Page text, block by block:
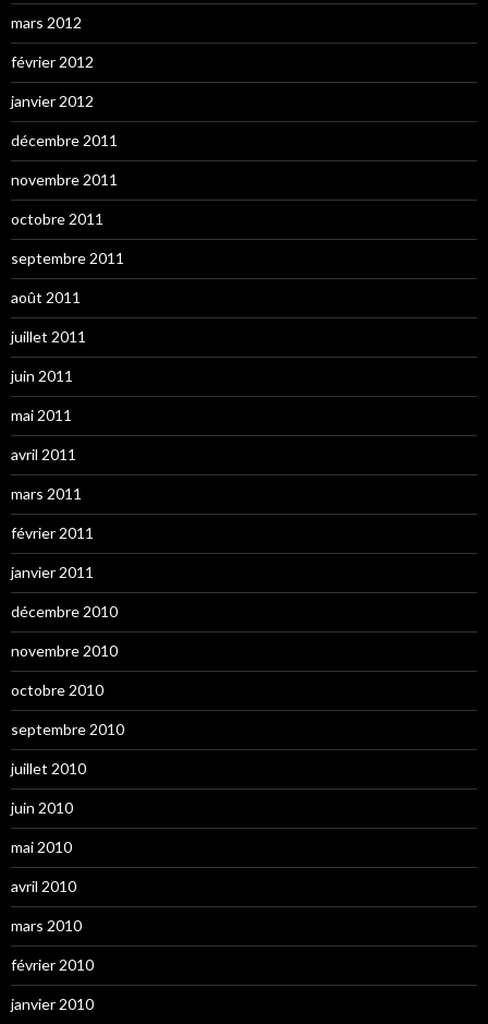
mars 2012
février 2012
janvier 2012
décembre 2011
novembre 2011
octobre 2011
septembre 2011
août 2011
juillet 2011
juin 2011
mai 2011
avril 2011
mars 2011
février 2011
janvier 2011
décembre 2010
novembre 2010
octobre 2010
septembre 2010
juillet 2010
juin 2010
mai 2010
avril 2010
mars 2010
février 2010
janvier 2010